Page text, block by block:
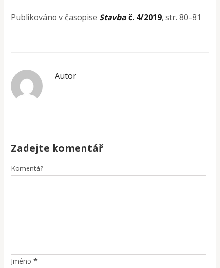
Publikováno v časopise Stavbač. 4/2019, str. 80–81
Autor
Zadejte komentář
Komentář
Jméno *